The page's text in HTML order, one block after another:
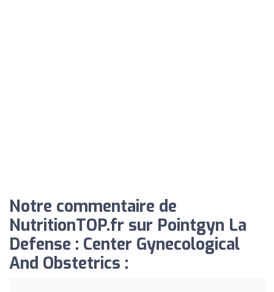
Notre commentaire de
NutritionTOP.fr sur Pointgyn La
Defense : Center Gynecological
And Obstetrics :